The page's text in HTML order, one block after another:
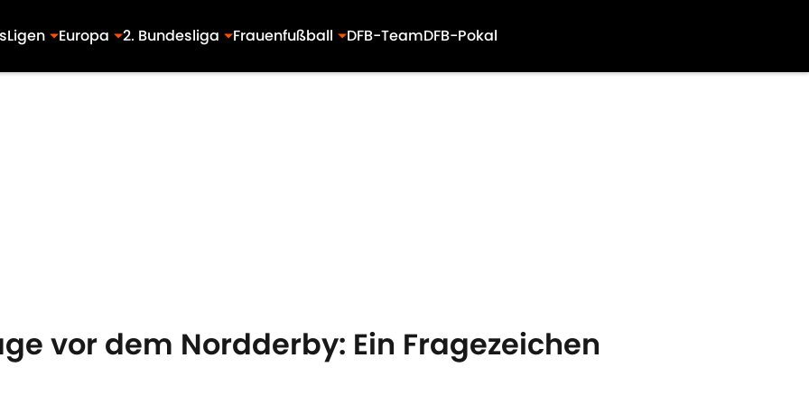
Ligen Europa 2. Bundesliga Frauenfußball DFB-TeamDFB-Pokal
vor dem Nordderby: Ein Fragezeichen